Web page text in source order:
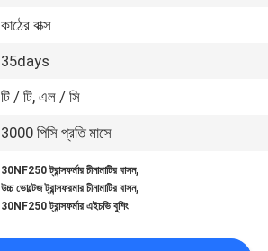
কাঠের বাক্স
35days
টি / টি, এল / সি
3000 পিসি প্রতি মাসে
30NF250 ট্রান্সফর্মার চীনামাটির বাসন,
উচ্চ ভোল্টেজ ট্রান্সফরমার চীনামাটির বাসন,
30NF250 ট্রান্সফর্মার এইচভি বুশিং